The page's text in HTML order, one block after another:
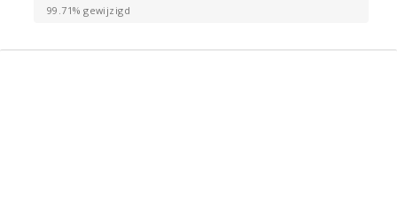
99.71% gewijzigd